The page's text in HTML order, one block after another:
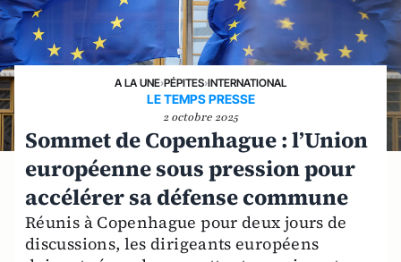
A LA UNE›PÉPITES›INTERNATIONAL
LE TEMPS PRESSE
2 octobre 2025
Sommet de Copenhague : l’Union
européenne sous pression pour
accélérer sa défense commune
Réunis à Copenhague pour deux jours de
discussions, les dirigeants européens